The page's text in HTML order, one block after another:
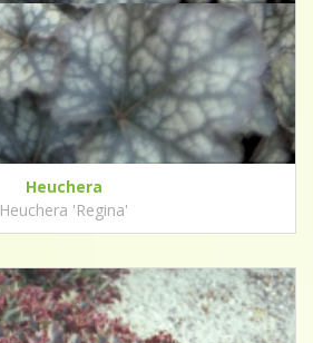
Heuchera
Heuchera 'Regina'